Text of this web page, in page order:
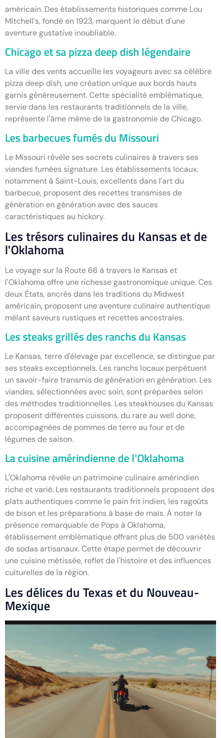
américain. Des établissements historiques comme Lou
Mitchell's, fondé en 1923, marquent le début d'une
aventure gustative inoubliable.
Chicago et sa pizza deep dish légendaire
La ville des vents accueille les voyageurs avec sa célèbre
pizza deep dish, une création unique aux bords hauts
garnis généreusement. Cette spécialité emblématique,
servie dans les restaurants traditionnels de la ville,
représente l'âme même de la gastronomie de Chicago.
Les barbecues fumés du Missouri
Le Missouri révèle ses secrets culinaires à travers ses
viandes fumées signature. Les établissements locaux,
notamment à Saint-Louis, excellents dans l'art du
barbecue, proposent des recettes transmises de
génération en génération avec des sauces
caractéristiques au hickory.
Les trésors culinaires du Kansas et de
l'Oklahoma
Le voyage sur la Route 66 à travers le Kansas et
l'Oklahoma offre une richesse gastronomique unique. Ces
deux États, ancrés dans les traditions du Midwest
américain, proposent une aventure culinaire authentique
mêlant saveurs rustiques et recettes ancestrales.
Les steaks grillés des ranchs du Kansas
Le Kansas, terre d'élevage par excellence, se distingue par
ses steaks exceptionnels. Les ranchs locaux perpétuent
un savoir-faire transmis de génération en génération. Les
viandes, sélectionnées avec soin, sont préparées selon
des méthodes traditionnelles. Les steakhouses du Kansas
proposent différentes cuissons, du rare au well done,
accompagnées de pommes de terre au four et de
légumes de saison.
La cuisine amérindienne de l'Oklahoma
L'Oklahoma révèle un patrimoine culinaire amérindien
riche et varié. Les restaurants traditionnels proposent des
plats authentiques comme le pain frit indien, les ragoûts
de bison et les préparations à base de maïs. À noter la
présence remarquable de Pops à Oklahoma,
établissement emblématique offrant plus de 500 variétés
de sodas artisanaux. Cette étape permet de découvrir
une cuisine métissée, reflet de l'histoire et des influences
culturelles de la région.
Les délices du Texas et du Nouveau-
Mexique